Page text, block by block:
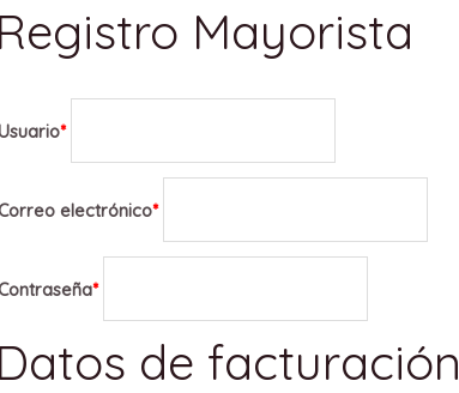
Registro Mayorista
*
electrónico*
*
Datos de facturación